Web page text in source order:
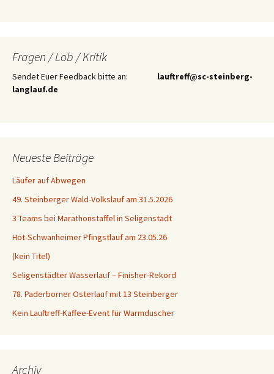
Fragen / Lob / Kritik
Sendet Euer Feedback bitte an: lauftreff@sc-steinberg-
langlauf.de
Neueste Beiträge
Läufer auf Abwegen
49. Steinberger Wald-Volkslauf am 31.5.2026
3 Teams bei Marathonstaffel in Seligenstadt
Hot-Schwanheimer Pfingstlauf am 23.05.26
(kein Titel)
Seligenstädter Wasserlauf – Finisher-Rekord
78. Paderborner Osterlauf mit 13 Steinberger
Kein Lauftreff-Kaffee-Event für Warmduscher
Archiv